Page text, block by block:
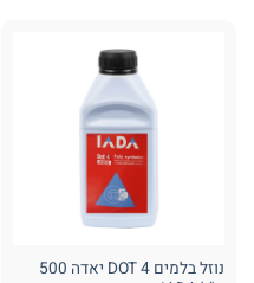
נוזל בלמים DOT 4 יאדה 500